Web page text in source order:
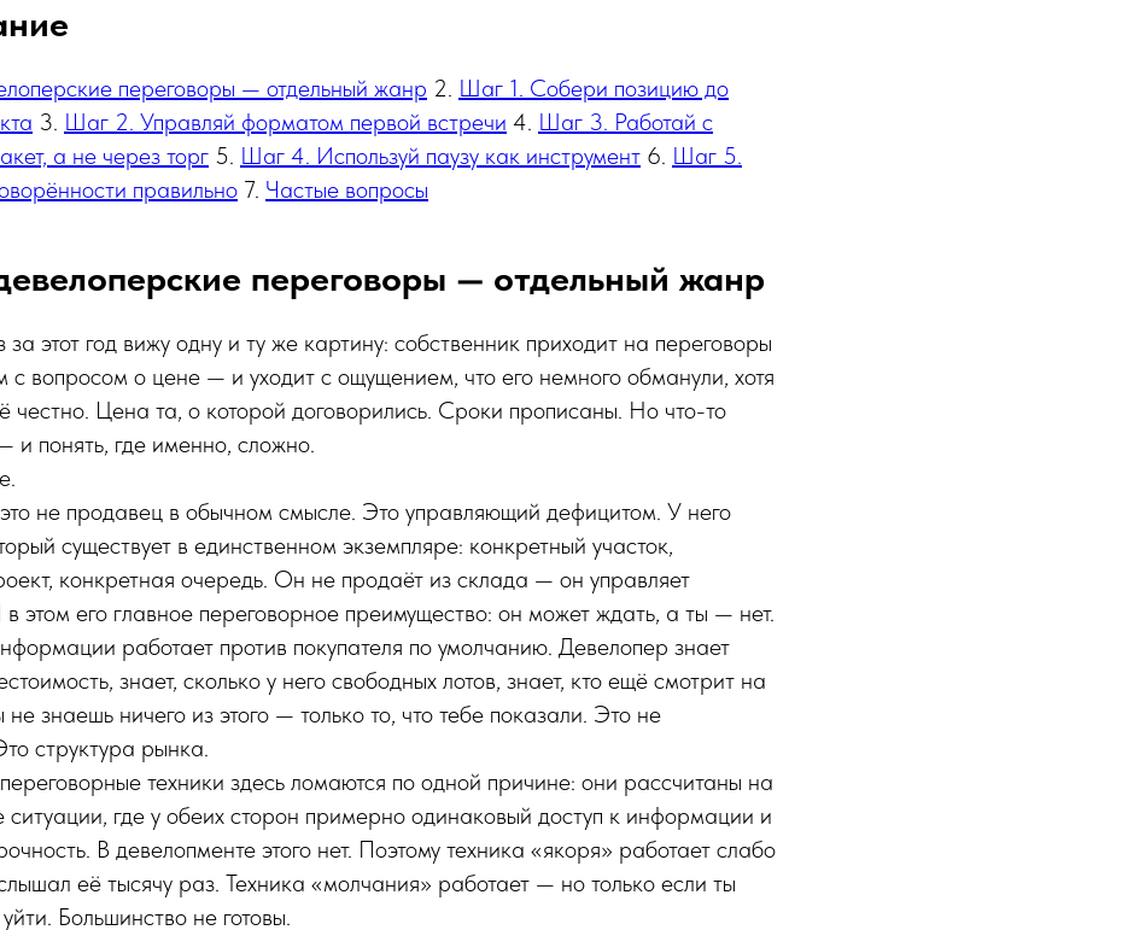
переговоры — отдельный жанр 2. Шаг 1. Собери позицию до
3. Шаг 2. Управляй форматом первой встречи 4. Шаг 3. Работай с
а не через торг 5. Шаг 4. Используй паузу как инструмент 6. Шаг 5.
правильно 7. Частые вопросы
переговоры — отдельный жанр
за этот год вижу одну и ту же картину: собственник приходит на переговоры
с вопросом о цене — и уходит с ощущением, что его немного обманули, хотя
честно. Цена та, о которой договорились. Сроки прописаны. Но что-то
и понять, где именно, сложно.
не продавец в обычном смысле. Это управляющий дефицитом. У него
существует в единственном экземпляре: конкретный участок,
конкретная очередь. Он не продаёт из склада — он управляет
этом его главное переговорное преимущество: он может ждать, а ты — нет.
работает против покупателя по умолчанию. Девелопер знает
знает, сколько у него свободных лотов, знает, кто ещё смотрит на
не знаешь ничего из этого — только то, что тебе показали. Это не
структура рынка.
техники здесь ломаются по одной причине: они рассчитаны на
где у обеих сторон примерно одинаковый доступ к информации и
В девелопменте этого нет. Поэтому техника «якоря» работает слабо
её тысячу раз. Техника «молчания» работает — но только если ты
Большинство не готовы.